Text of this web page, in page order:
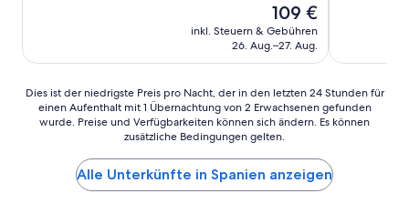
Der
Preis
beträgt
109 €
inkl. Steuern & Gebühren
26. Aug.–27. Aug.
Dies
der
Dies ist der niedrigste Preis pro Nacht, der in den letzten 24 Stunden für
einen Aufenthalt mit 1 Übernachtung von 2 Erwachsenen gefunden
wurde. Preise und Verfügbarkeiten können sich ändern. Es können
zusätzliche Bedingungen gelten.
Alle Unterkünfte in Spanien anzeigen